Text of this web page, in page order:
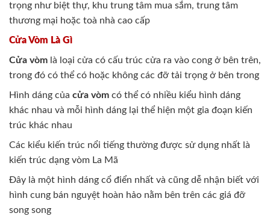
trọng như biệt thự, khu trung tâm mua sắm, trung tâm
thương mại hoặc toà nhà cao cấp
Cửa Vòm Là Gì
Cửa vòm là loại cửa có cấu trúc cửa ra vào cong ở bên trên,
trong đó có thể có hoặc không các đỡ tải trọng ở bên trong
Hình dáng của cửa vòm có thể có nhiều kiểu hình dáng
khác nhau và mỗi hình dáng lại thể hiện một gia đoạn kiến
trúc khác nhau
Các kiểu kiến trúc nổi tiếng thường được sử dụng nhất là
kiến trúc dạng vòm La Mã
Đây là một hình dáng cổ điển nhất và cũng dễ nhận biết với
hình cung bán nguyệt hoàn hảo nằm bên trên các giá đỡ
song song